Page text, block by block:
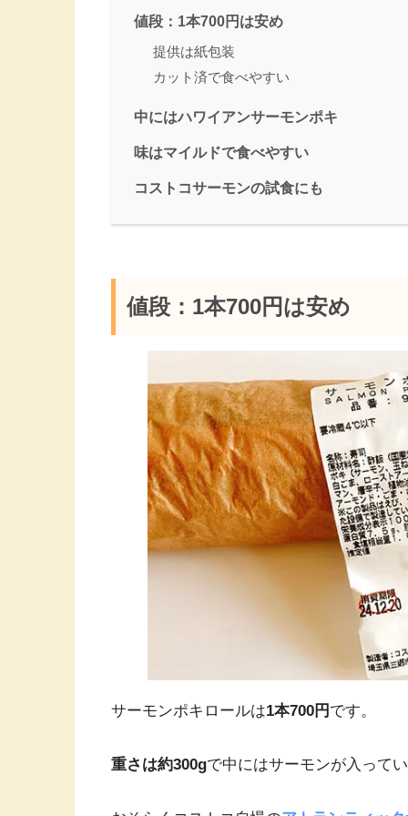
値段：1本700円は安め
提供は紙包装
カット済で食べやすい
中にはハワイアンサーモンポキ
味はマイルドで食べやすい
コストコサーモンの試食にも
値段：1本700円は安め
サーモンポキロールは1本700円 です。
重さは約300gで中にはサーモンが入って